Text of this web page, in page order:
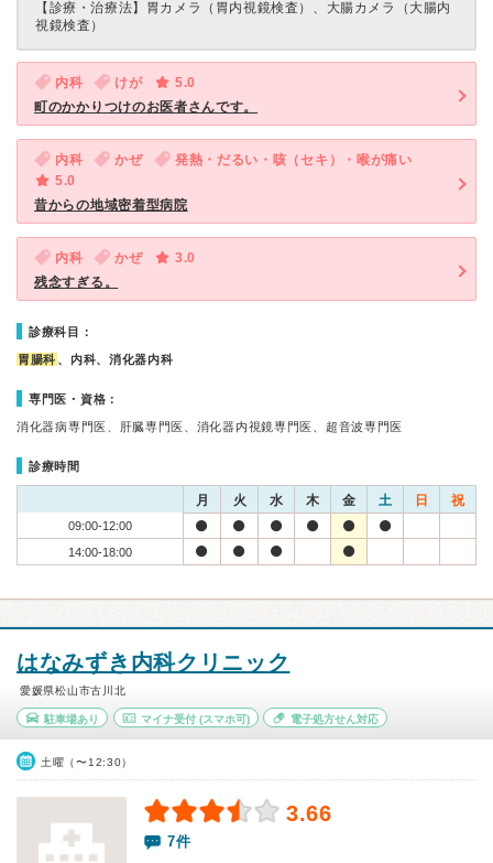
【診療・治療法】 胃カメラ（胃内視鏡検査）、大腸カメラ（大腸内
視鏡検査）
内科 けが
5.0
町のかかりつけのお医者さんです。
内科 かぜ
発熱・だるい・咳（セキ）・喉が痛い
5.0
昔からの地域密着型病院
内科 かぜ
3.0
残念すぎる。
診療科目：
胃腸科 、内科、消化器内科
専門医・資格：
消化器病専門医、肝臓専門医、消化器内視鏡専門医、超音波専門医
診療時間
月 火 水 木 金 土 日 祝
09:00-12:00
14:00-18:00
はなみずき内科クリニック
愛媛県松山市古川北
駐車場あり マイナ受付(スマホ可) 電子処方せん対応
土曜（〜12:30）
3.66
7件